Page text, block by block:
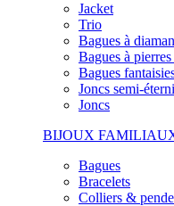
Jacket
Trio
Bagues à
Bagues à
Bagues
Joncs semi-
Joncs
BIJOUX
Bagues
Bracelets
Colliers &